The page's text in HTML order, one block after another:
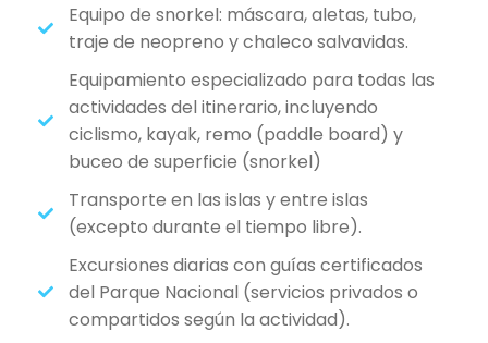
Equipo de snorkel: máscara, aletas, tubo,
traje de neopreno y chaleco salvavidas.
Equipamiento especializado para todas las
actividades del itinerario, incluyendo
ciclismo, kayak, remo (paddle board) y
buceo de superficie (snorkel)
Transporte en las islas y entre islas
(excepto durante el tiempo libre).
Excursiones diarias con guías certificados
del Parque Nacional (servicios privados o
compartidos según la actividad).